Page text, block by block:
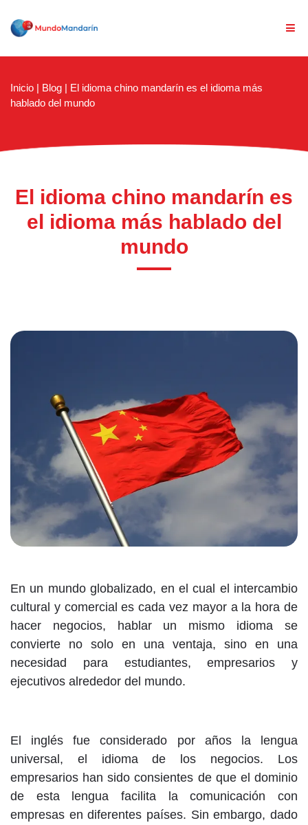
Inicio | Blog | El idioma chino mandarín es el idioma más
hablado del mundo
El idioma chino mandarín es
el idioma más hablado del
mundo
En un mundo globalizado, en el cual el intercambio
cultural y comercial es cada vez mayor a la hora de
hacer negocios, hablar un mismo idioma se
convierte no solo en una ventaja, sino en una
necesidad para estudiantes, empresarios y
ejecutivos alrededor del mundo.
El inglés fue considerado por años la lengua
universal, el idioma de los negocios. Los
empresarios han sido consientes de que el dominio
de esta lengua facilita la comunicación con
empresas en diferentes países. Sin embargo, dado